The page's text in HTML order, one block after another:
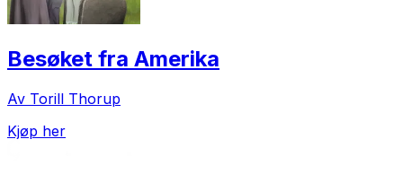
Besøket fra Amerika
Av Torill Thorup
Kjøp her